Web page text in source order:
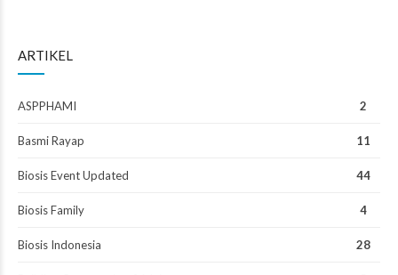
ARTIKEL
ASPPHAMI 2
Basmi Rayap 11
Biosis Event Updated 44
Biosis Family 4
Biosis Indonesia 28